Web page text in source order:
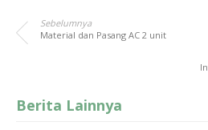
Sebelumnya
Material dan Pasang AC 2 unit
Berita Lainnya